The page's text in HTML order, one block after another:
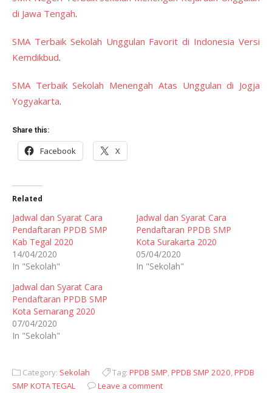
di Jawa Tengah.
SMA Terbaik Sekolah Unggulan Favorit di Indonesia Versi
Kemdikbud.
SMA Terbaik Sekolah Menengah Atas Unggulan di Jogja
Yogyakarta.
Share this:
Facebook X
Related
Jadwal dan Syarat Cara
Pendaftaran PPDB SMP
Kab Tegal 2020
14/04/2020
In "Sekolah"
Jadwal dan Syarat Cara
Pendaftaran PPDB SMP
Kota Surakarta 2020
05/04/2020
In "Sekolah"
Jadwal dan Syarat Cara
Pendaftaran PPDB SMP
Kota Semarang 2020
07/04/2020
In "Sekolah"
Category: Sekolah Tag: PPDB SMP,PPDB SMP 2020,PPDB
SMP KOTA TEGAL
Leave a comment